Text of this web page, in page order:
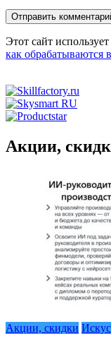
Этот сайт
как обрабатываются
Акции,
Акции, скидки